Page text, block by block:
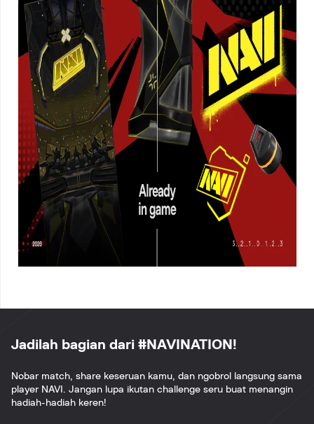
Jadilah bagian dari #NAVINATION!
Nobar match, share keseruan kamu, dan ngobrol langsung sama
player NAVI. Jangan lupa ikutan challenge seru buat menangin
hadiah-hadiah keren!